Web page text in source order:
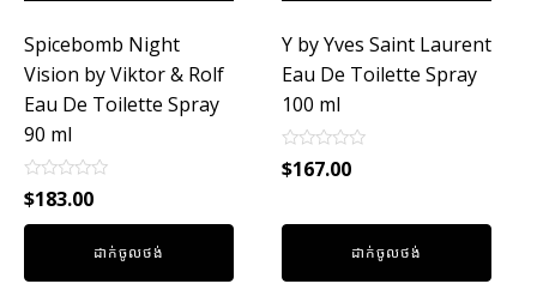
Spicebomb Night
Vision by Viktor & Rolf
Eau De Toilette Spray
90 ml
Rated
0
out
$183.00
ដាក់ចូលថង់
Y by Yves Saint Laurent
Eau De Toilette Spray
100 ml
Rated
0
5
$167.00
ដាក់ចូលថង់